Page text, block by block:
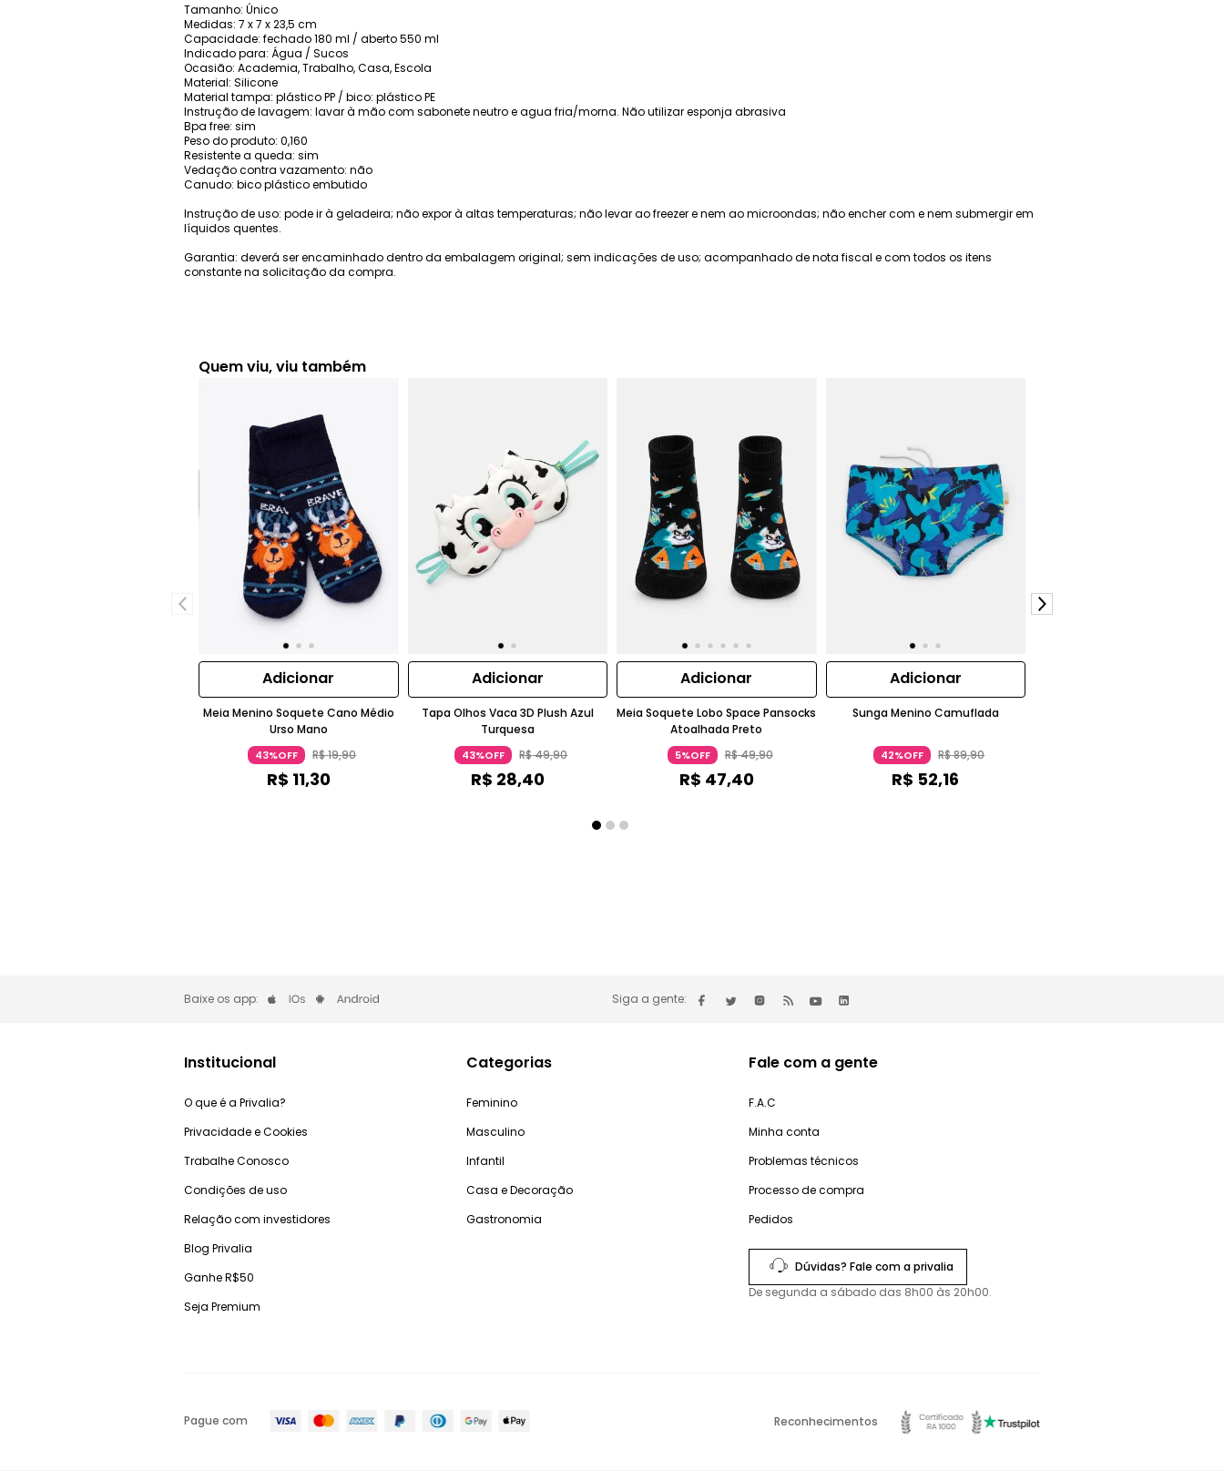
Tamanho: Único
Medidas: 7 x 7 x 23,5 cm
Capacidade: fechado 180 ml / aberto 550 ml
Indicado para: Água / Sucos
Ocasião: Academia, Trabalho, Casa, Escola
Material: Silicone
Material tampa: plástico PP / bico: plástico PE
Instrução de lavagem: lavar à mão com sabonete neutro e agua fria/morna. Não utilizar esponja abrasiva
Bpa free: sim
Peso do produto: 0,160
Resistente a queda: sim
Vedação contra vazamento: não
Canudo: bico plástico embutido
Instrução de uso: pode ir à geladeira; não expor à altas temperaturas; não levar ao freezer e nem ao microondas; não encher com e nem submergir em
líquidos quentes.
Garantia: deverá ser encaminhado dentro da embalagem original; sem indicações de uso; acompanhado de nota fiscal e com todos os itens
constante na solicitação da compra.
Quem viu, viu também
Adicionar
Meia Menino Soquete Cano Médio
Urso Mano
43%OFF R$19,90
R$ 11,30
Adicionar
Tapa Olhos Vaca 3D Plush Azul
Turquesa
43%OFF R$49,90
R$ 28,40
Adicionar
Meia Soquete Lobo Space Pansocks
Atoalhada Preto
5%OFF R$49,90
R$ 47,40
Adicionar
Sunga Menino Camuflada
42%OFF R$89,90
R$ 52,16
Baixe os app: Siga a gente:
Institucional
O que é a Privalia?
Privacidade e Cookies
Trabalhe Conosco
Condições de uso
Relação com investidores
Blog Privalia
Ganhe R$50
Seja Premium
Categorias
Feminino
Masculino
Infantil
Casa e Decoração
Gastronomia
Fale com a gente
F.A.C
Minha conta
Problemas técnicos
Processo de compra
Pedidos
Dúvidas? Fale com a privalia
De segunda a sábado das 8h00 às 20h00.
Pague com Reconhecimentos